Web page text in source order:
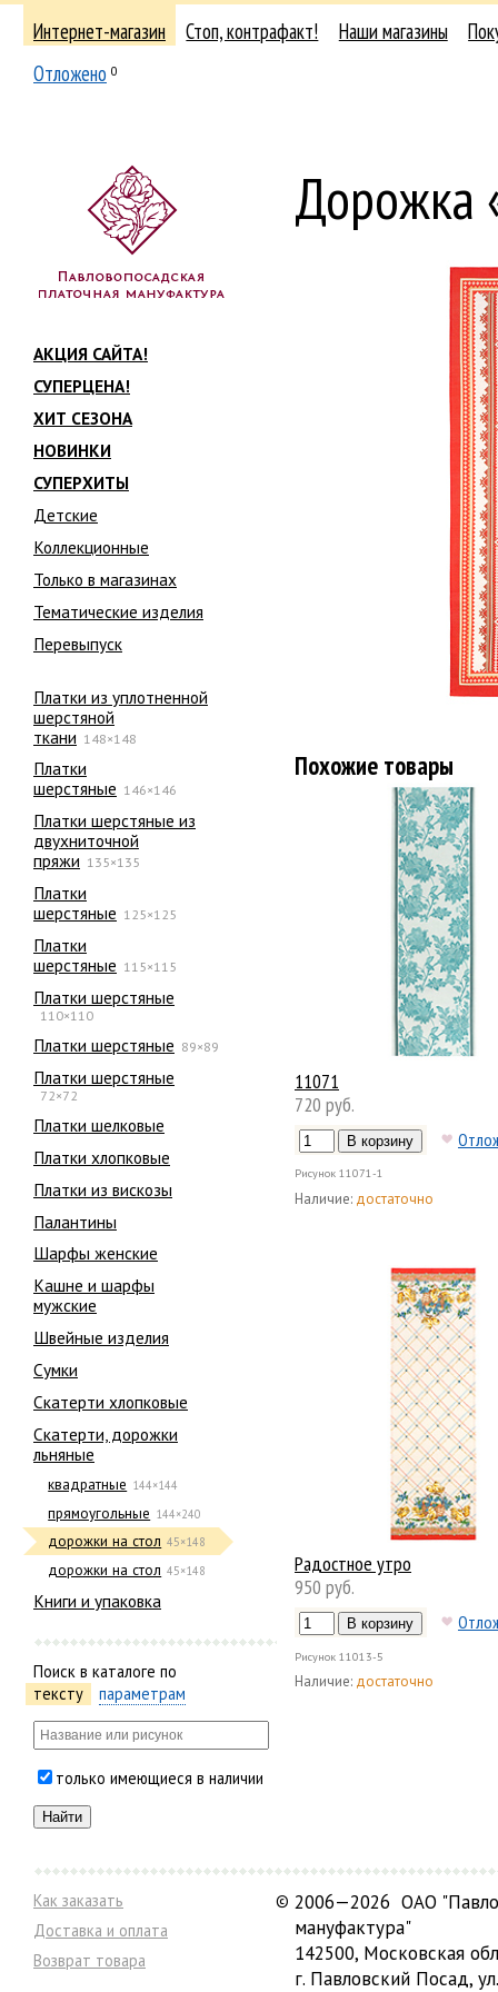
Интернет-магазин Стоп, контрафакт! Наши магазины
Отложено 0
АКЦИЯ САЙТА!
СУПЕРЦЕНА!
ХИТ СЕЗОНА
НОВИНКИ
СУПЕРХИТЫ
Детские
Коллекционные
Только в магазинах
Тематические изделия
Перевыпуск
Платки из уплотненной
шерстяной
ткани 148×148
Платки
шерстяные 146×146
Платки шерстяные из
двухниточной
пряжи 135×135
Платки
шерстяные 125×125
Платки
шерстяные 115×115
Платки шерстяные
110×110
Платки шерстяные 89×89
Платки шерстяные
72×72
Платки шелковые
Платки хлопковые
Платки из вискозы
Палантины
Шарфы женские
Кашне и шарфы
мужские
Швейные изделия
Сумки
Скатерти хлопковые
Скатерти, дорожки
льняные
квадратные 144×144
прямоугольные 144×240
дорожки на стол 45×148
дорожки на стол 45×148
Книги и упаковка
Поиск в каталоге по
тексту
параметрам
только имеющиеся в наличии
Дорожка
Похожие товары
11071
720 руб.
Рисунок 11071-1
Наличие: достаточно
Радостное утро
950 руб.
Рисунок 11013-5
Наличие: достаточно
Как заказать
Доставка и оплата
Возврат товара
© 2006—2026 ОАО
мануфактура"
142500, Московская
г. Павловский Посад,